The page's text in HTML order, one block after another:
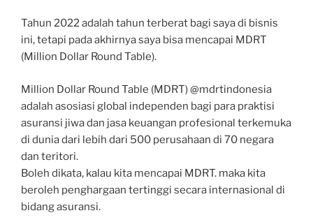
Tahun 2022 adalah tahun terberat bagi saya di bisnis
ini, tetapi pada akhirnya saya bisa mencapai MDRT
(Million Dollar Round Table).
Million Dollar Round Table (MDRT) @mdrtindonesia
adalah asosiasi global independen bagi para praktisi
asuransi jiwa dan jasa keuangan profesional terkemuka
di dunia dari lebih dari 500 perusahaan di 70 negara
dan teritori.
Boleh dikata, kalau kita mencapai MDRT. maka kita
beroleh penghargaan tertinggi secara internasional di
bidang asuransi.